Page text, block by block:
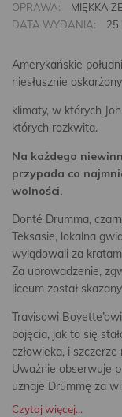
OPRAWA:
MIĘKKA
DATA WYDANIA:
25
Amerykańskie
niesłusznie
klimaty, w których
których rozkwita.
Na każdego
przypada co
wolności.
Donté Drumma,
Teksasie, lokalna
wylądowali za
Za uprowadzenie,
liceum został
Travisowi
pojęcia, jak to się
człowieka, i
Uważnie obserwuje
uznaje Drummę za
Czytaj więcej...